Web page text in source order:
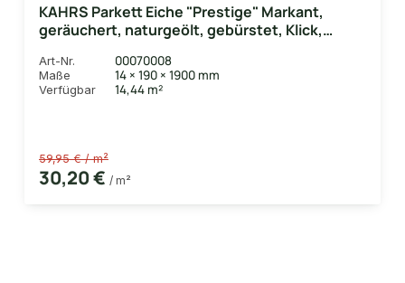
KAHRS Parkett Eiche "Prestige" Markant,
geräuchert, naturgeölt, gebürstet, Klick,
Art-Nr. 00070008
Maße 14 × 190 × 1900 mm
Verfügbar 14,44 m²
59,95 € / m²
30,20 € / m²